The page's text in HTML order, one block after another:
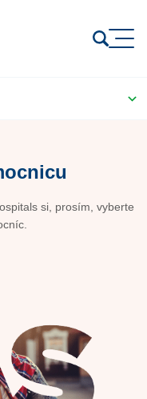
si, prosím, vyberte